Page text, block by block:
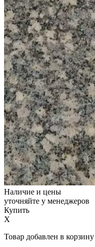
Наличие и цены
уточняйте у менеджеров
Купить
X
Товар добавлен в корзину